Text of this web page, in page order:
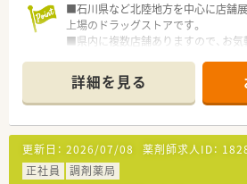
■石川県など北陸地方を中心に店舗
上場のドラッグストアです。
■県内に複数店舗ありますので、お気
詳細を見る
更新日： 2026/07/08 薬剤師求人ID：
正社員
調剤薬局